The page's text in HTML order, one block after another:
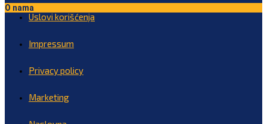
O nama
Uslovi korišćenja
Impressum
Privacy policy
Marketing